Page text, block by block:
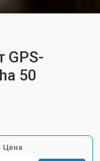
GPS-
50
Цена